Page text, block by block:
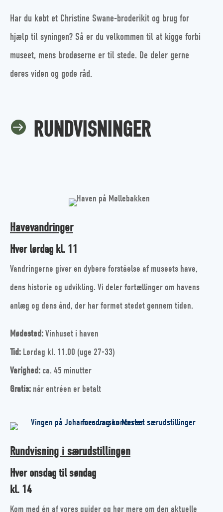
Har du købt et Christine Swane-broderikit og brug for
hjælp til syningen? Så er du velkommen til at kigge forbi
museet, mens brodøserne er til stede. De deler gerne
deres viden og gode råd.
 RUNDVISNINGER
Havevandringer
Hver lørdag kl. 11
Vandringerne giver en dybere forståelse af museets have,
dens historie og udvikling. Vi deler fortællinger om havens
anlæg og dens ånd, der har formet stedet gennem tiden.
Mødested:Vinhuset i haven
Tid: Lørdag kl. 11.00 (uge 27-33)
Varighed: ca. 45 minutter
Gratis: når entréen er betalt
Rundvisning i særudstillingen
Hver onsdag til søndag
kl. 14
Kom med én af vores guider og hør mere om den aktuelle